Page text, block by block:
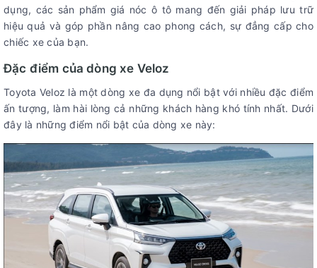
dụng, các sản phẩm giá nóc ô tô mang đến giải pháp lưu trữ
hiệu quả và góp phần nâng cao phong cách, sự đẳng cấp cho
chiếc xe của bạn.
Đặc điểm của dòng xe Veloz
Toyota Veloz là một dòng xe đa dụng nổi bật với nhiều đặc điểm
ấn tượng, làm hài lòng cả những khách hàng khó tính nhất. Dưới
đây là những điểm nổi bật của dòng xe này: